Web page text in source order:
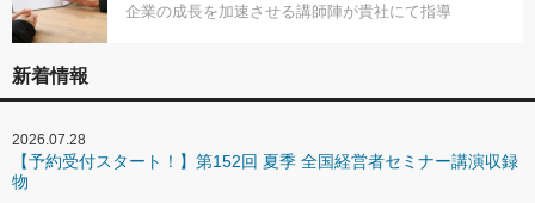
企業の成長を加速させる講師陣が貴社にて指導
新着情報
2026.07.28
【予約受付スタート！】第152回 夏季 全国経営者セミナー講演収録
物